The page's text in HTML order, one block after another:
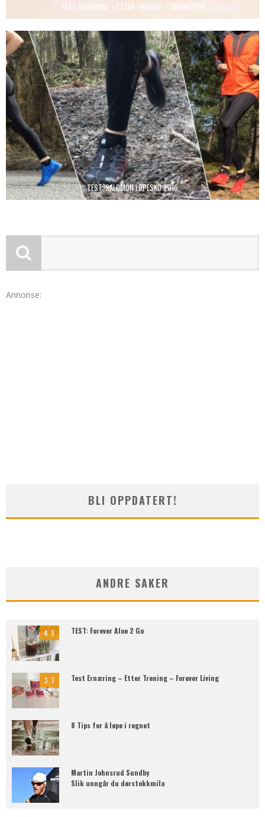
TEST ERNÆRING – ETTER TRENING – SMARTFISH
TEST: SALOMON LØPESKO 2016
Annonse:
BLI OPPDATERT!
ANDRE SAKER
4.9 TEST: Forever Aloe 2 Go
3.7 Test Ernæring – Etter Trening – Forever Living
8 Tips for å løpe i regnet
Martin Johnsrud Sundby
Slik unngår du dørstokkmila